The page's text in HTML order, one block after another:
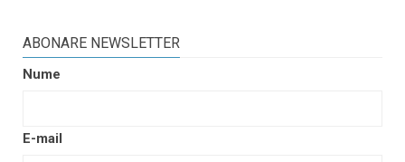
ABONARE NEWSLETTER
Nume
E-mail